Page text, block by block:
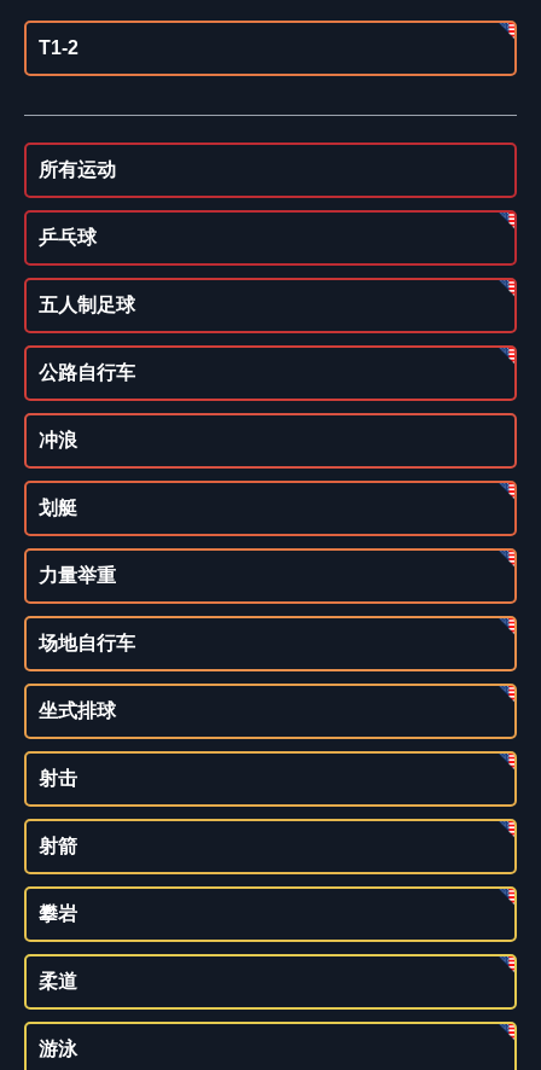
T1-2
所有运动
乒乓球
五人制足球
公路自行车
冲浪
划艇
力量举重
场地自行车
坐式排球
射击
射箭
攀岩
柔道
游泳